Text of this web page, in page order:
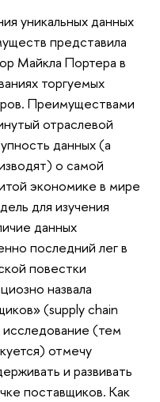
уникальных данных
представила
Майкла Портера в
торгуемых
Преимуществами
отраслевой
данных (а
о самой
экономике в мире
для изучения
данных
последний лег в
повестки
назвала
(supply chain
исследование (тем
отмечу
и развивать
поставщиков. Как